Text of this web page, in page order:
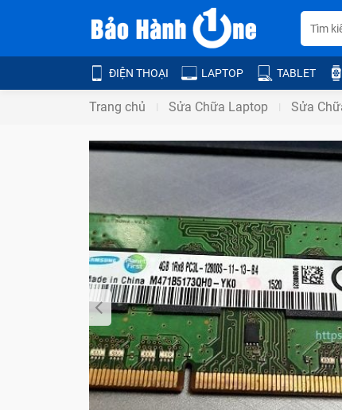
ĐIỆN THOẠI LAPTOP TABLET
Trang chủ Sửa Chữa Laptop Sửa